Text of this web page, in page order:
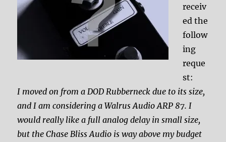
receiv
ed the
follow
ing
reque
st:
I moved on from a DOD Rubberneck due to its size,
and I am considering a Walrus Audio ARP 87. I
would really like a full analog delay in small size,
but the Chase Bliss Audio is way above my budget